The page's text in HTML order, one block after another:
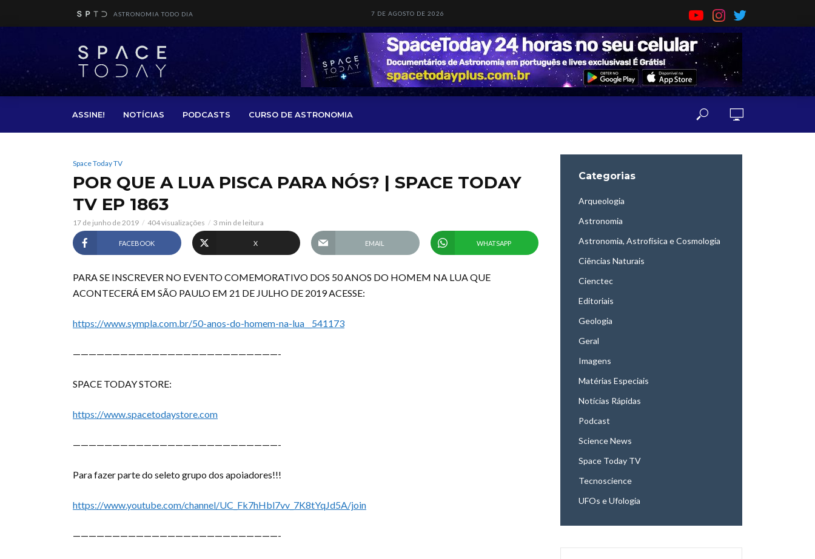
ASTRONOMIA TODO DIA 7 DE AGOSTO DE 2026
ASSINE! NOTÍCIAS PODCASTS CURSO DE ASTRONOMIA
Space Today TV
POR QUE A LUA PISCA PARA NÓS? | SPACE TODAY
TV EP 1863
17 de junho de 2019 404 visualizações 3 min de leitura
FACEBOOK X EMAIL WHATSAPP
PARA SE INSCREVER NO EVENTO COMEMORATIVO DOS 50 ANOS DO HOMEM NA LUA QUE
ACONTECERÁ EM SÃO PAULO EM 21 DE JULHO DE 2019 ACESSE:
https://www.sympla.com.br/50-anos-do-homem-na-lua__541173
——————————————————————————-
SPACE TODAY STORE:
https://www.spacetodaystore.com
——————————————————————————-
Para fazer parte do seleto grupo dos apoiadores!!!
https://www.youtube.com/channel/UC_Fk7hHbl7vv_7K8tYqJd5A/join
——————————————————————————-
Categorias
Arqueologia
Astronomia
Astronomia, Astrofísica e Cosmologia
Ciências Naturais
Cienctec
Editoriais
Geologia
Geral
Imagens
Matérias Especiais
Notícias Rápidas
Podcast
Science News
Space Today TV
Tecnoscience
UFOs e Ufologia